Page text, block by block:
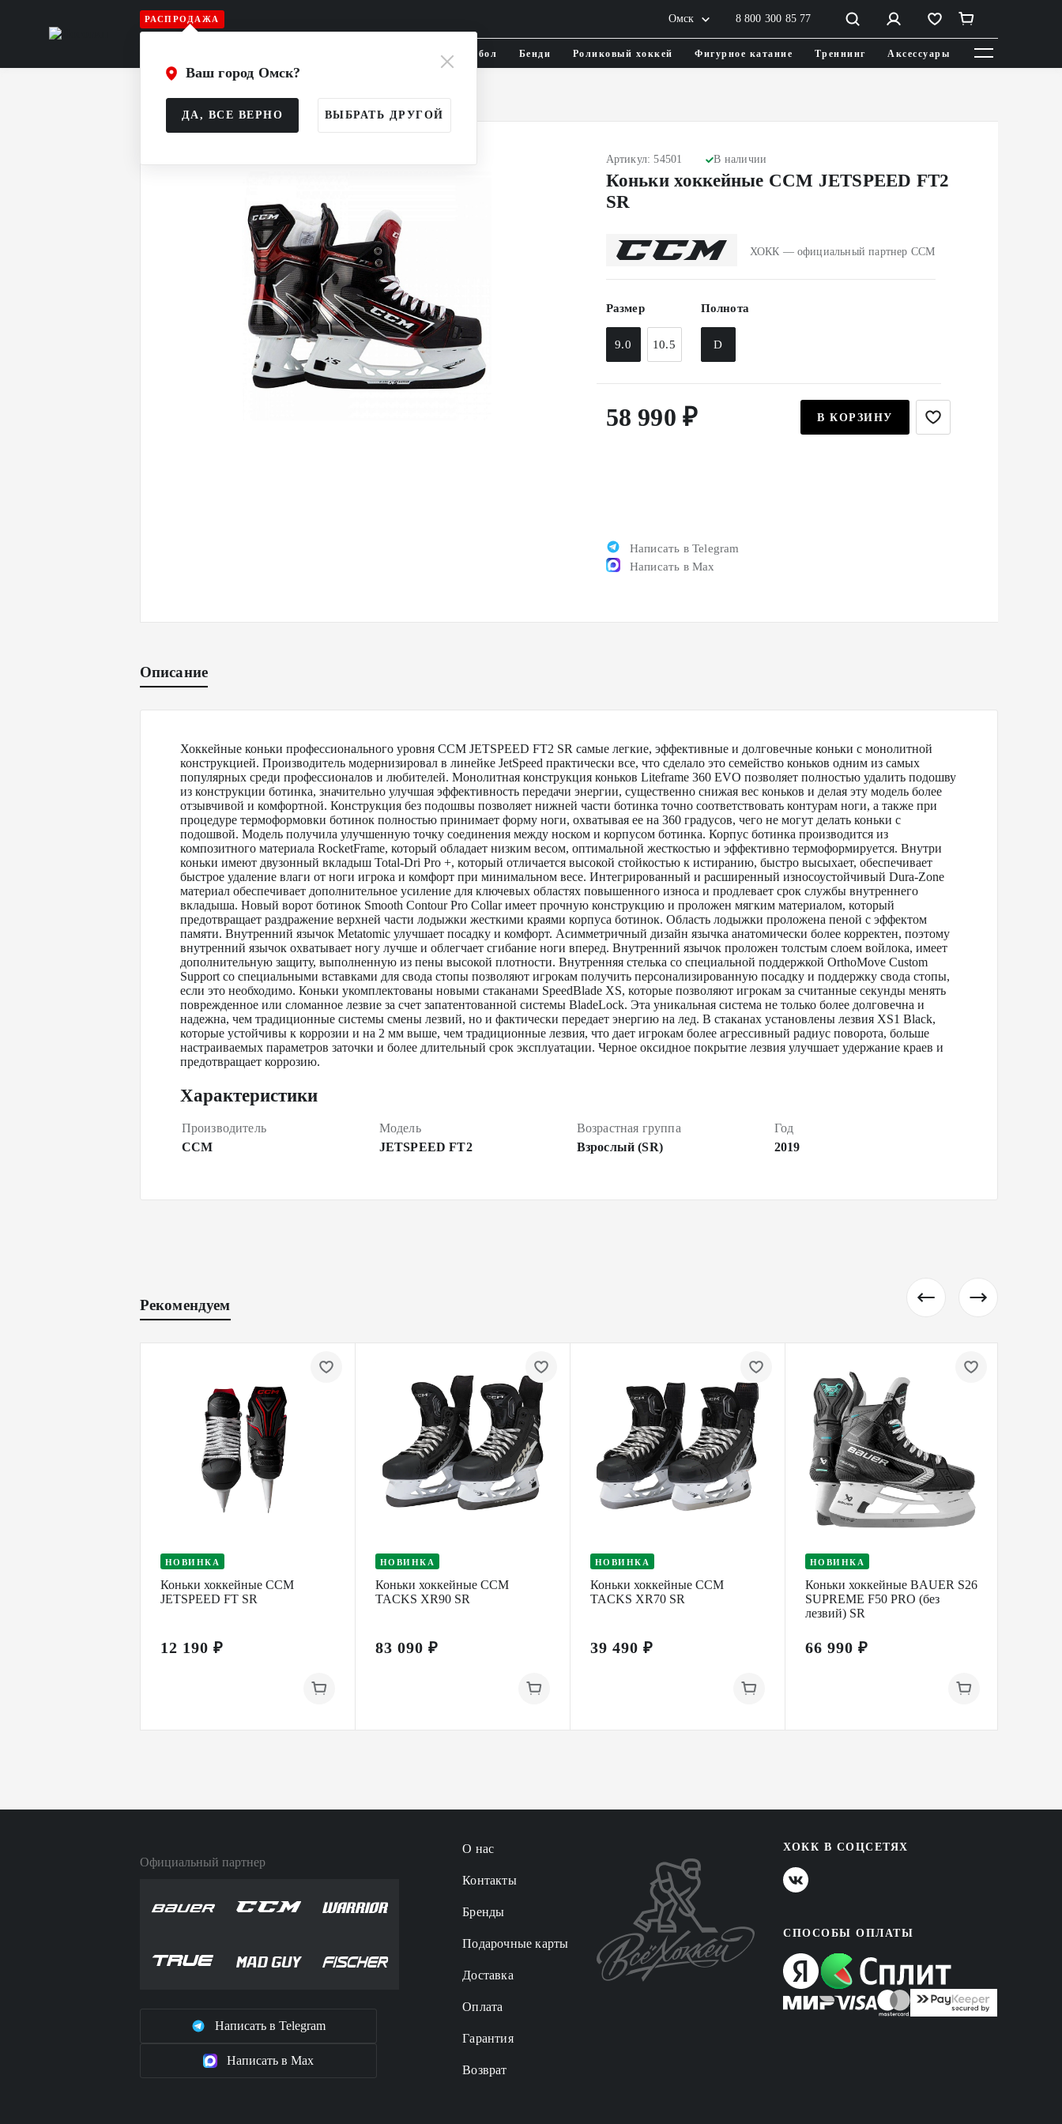
РАСПРОДАЖА Омск 8 800 300 85 77
Флорбол Бенди Роликовый хоккей Фигурное катание Треннинг Аксессуары
Ваш город Омск?
ДА, ВСЕ ВЕРНО ВЫБРАТЬ ДРУГОЙ
Главная Каталог Игрок Коньки Взрослые (SR)
Артикул: 54501 В наличии
Коньки хоккейные CCM JETSPEED FT2
SR
ХОКК — официальный партнер CCM
Размер
9.0 10.5
Полнота
D
58 990 ₽ В КОРЗИНУ
Написать в Telegram
Написать в Max
Описание
Хоккейные коньки профессионального уровня CCM JETSPEED FT2 SR самые легкие, эффективные и долговечные коньки с монолитной
конструкцией. Производитель модернизировал в линейке JetSpeed практически все, что сделало это семейство коньков одним из самых
популярных среди профессионалов и любителей. Монолитная конструкция коньков Liteframe 360 EVO позволяет полностью удалить подошву
из конструкции ботинка, значительно улучшая эффективность передачи энергии, существенно снижая вес коньков и делая эту модель более
отзывчивой и комфортной. Конструкция без подошвы позволяет нижней части ботинка точно соответствовать контурам ноги, а также при
процедуре термоформовки ботинок полностью принимает форму ноги, охватывая ее на 360 градусов, чего не могут делать коньки с
подошвой. Модель получила улучшенную точку соединения между носком и корпусом ботинка. Корпус ботинка производится из
композитного материала RocketFrame, который обладает низким весом, оптимальной жесткостью и эффективно термоформируется. Внутри
коньки имеют двузонный вкладыш Total-Dri Pro +, который отличается высокой стойкостью к истиранию, быстро высыхает, обеспечивает
быстрое удаление влаги от ноги игрока и комфорт при минимальном весе. Интегрированный и расширенный износоустойчивый Dura-Zone
материал обеспечивает дополнительное усиление для ключевых областях повышенного износа и продлевает срок службы внутреннего
вкладыша. Новый ворот ботинок Smooth Contour Pro Collar имеет прочную конструкцию и проложен мягким материалом, который
предотвращает раздражение верхней части лодыжки жесткими краями корпуса ботинок. Область лодыжки проложена пеной с эффектом
памяти. Внутренний язычок Metatomic улучшает посадку и комфорт. Асимметричный дизайн язычка анатомически более корректен, поэтому
внутренний язычок охватывает ногу лучше и облегчает сгибание ноги вперед. Внутренний язычок проложен толстым слоем войлока, имеет
дополнительную защиту, выполненную из пены высокой плотности. Внутренняя стелька со специальной поддержкой OrthoMove Custom
Support со специальными вставками для свода стопы позволяют игрокам получить персонализированную посадку и поддержку свода стопы,
если это необходимо. Коньки укомплектованы новыми стаканами SpeedBlade XS, которые позволяют игрокам за считанные секунды менять
поврежденное или сломанное лезвие за счет запатентованной системы BladeLock. Эта уникальная система не только более долговечна и
надежна, чем традиционные системы смены лезвий, но и фактически передает энергию на лед. В стаканах установлены лезвия XS1 Black,
которые устойчивы к коррозии и на 2 мм выше, чем традиционные лезвия, что дает игрокам более агрессивный радиус поворота, больше
настраиваемых параметров заточки и более длительный срок эксплуатации. Черное оксидное покрытие лезвия улучшает удержание краев и
предотвращает коррозию.
Характеристики
Производитель
CCM
Модель
JETSPEED FT2
Возрастная группа
Взрослый (SR)
Год
2019
Рекомендуем
НОВИНКА
Коньки хоккейные CCM
JETSPEED FT SR
12 190 ₽
НОВИНКА
Коньки хоккейные CCM
TACKS XR90 SR
83 090 ₽
НОВИНКА
Коньки хоккейные CCM
TACKS XR70 SR
39 490 ₽
НОВИНКА
Коньки хоккейные BAUER S26
SUPREME F50 PRO (без
лезвий) SR
66 990 ₽
Официальный партнер
Написать в Telegram
Написать в Max
О нас
Контакты
Бренды
Подарочные карты
Доставка
Оплата
Гарантия
Возврат
ХОКК В СОЦСЕТЯХ
СПОСОБЫ ОПЛАТЫ